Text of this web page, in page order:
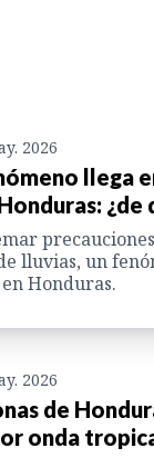
2026
llega
¿de
lluvias, un
Honduras.
2026
de
onda